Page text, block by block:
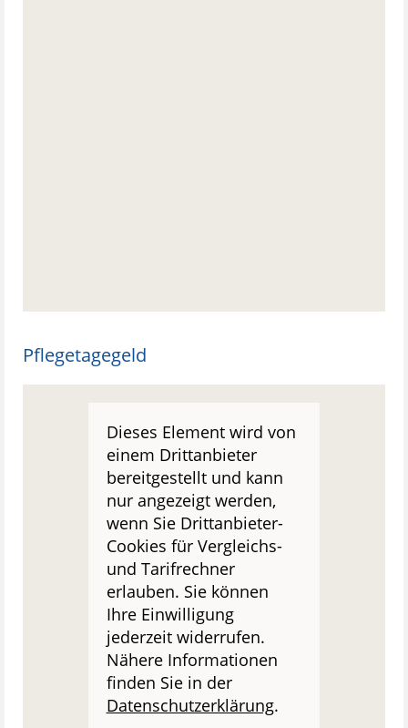
Pflegetagegeld
Dieses Element wird von
einem Drittanbieter
bereitgestellt und kann
nur angezeigt werden,
wenn Sie Drittanbieter-
Cookies für Vergleichs-
und Tarifrechner
erlauben. Sie können
Ihre Einwilligung
jederzeit widerrufen.
Nähere Informationen
finden Sie in der
Datenschutzerklärung.